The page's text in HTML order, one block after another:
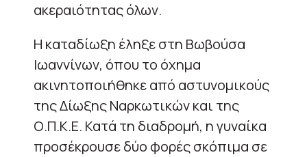
ακεραιότητας όλων.
Η καταδίωξη έληξε στη Βωβούσα
Ιωαννίνων, όπου το όχημα
ακινητοποιήθηκε από αστυνομικούς
της Δίωξης Ναρκωτικών και της
Ο.Π.Κ.Ε. Κατά τη διαδρομή, η γυναίκα
προσέκρουσε δύο φορές σκόπιμα σε